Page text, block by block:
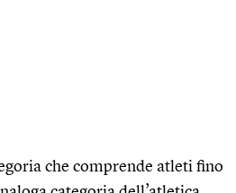
che comprende atleti fino